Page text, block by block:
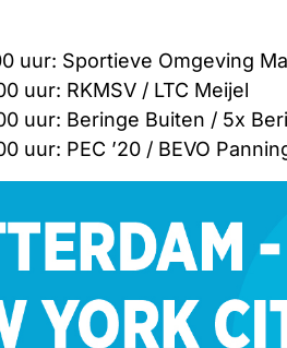
uur: Sportieve Omgeving
uur: RKMSV / LTC Meijel
uur: Beringe Buiten / 5x
uur: PEC ’20 / BEVO